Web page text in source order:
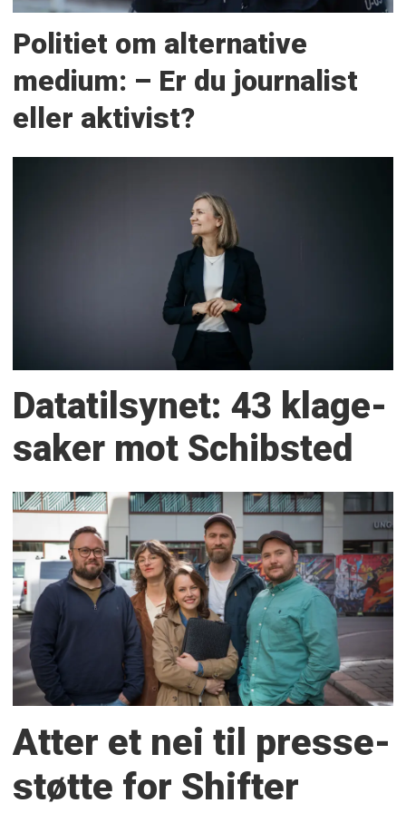
Politiet om alternative
medium: – Er du journalist
eller aktivist?
Datatilsynet: 43 klage­
saker mot Schibsted
Atter et nei til presse­
støtte for Shifter